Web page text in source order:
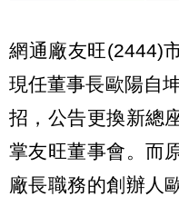
網通廠友旺(2444)
現任董事長歐陽自
招，公告更換新總
掌友旺董事會。而
廠長職務的創辦人